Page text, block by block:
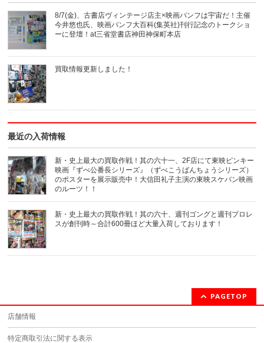
達
へ
メ
ー
ル
で
送
信
(新
し
い
ウ
ィ
ン
ド
ウ
開
き
ま
す)
刷
(新
し
い
ウ
ィ
ン
ド
ウ
で
開
き
ま
す)
8/7(金)、古書店ヴィンテージ店主×映画パンフは宇宙だ！主催
今井悠也氏、映画パンフ大百科(集英社)刊行記念のトークショ
ーに登壇！at三省堂書店神田神保町本店
買取情報更新しました！
最近の入荷情報
新・史上最大の買取作戦！其の六十一、2F店にて東映ピンキー
映画『ずべ公番長シリーズ』（ずべこうばんちょうシリーズ）
のポスターを展示販売中！大信田礼子主演の東映スケバン映画
のルーツ！！
新・史上最大の買取作戦！其の六十、週刊ゴングと週刊プロレ
スが創刊時～合計600冊ほど大量入荷しております！
PAGETOP
店舗情報
特定商取引法に関する表示